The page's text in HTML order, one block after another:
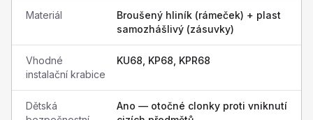
Materiál
Broušený hliník (rámeček) + plast
samozhášlivý (zásuvky)
Vhodné
instalační krabice
KU68, KP68, KPR68
Dětská
Ano — otočné clonky proti vniknutí